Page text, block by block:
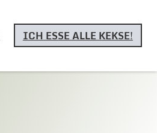
ICH ESSE ALLE KEKSE!